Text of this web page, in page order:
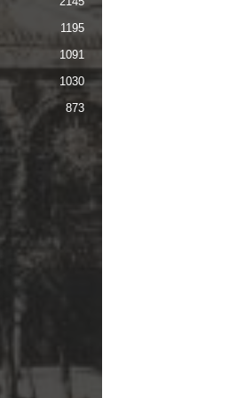
1195
1091
1030
873